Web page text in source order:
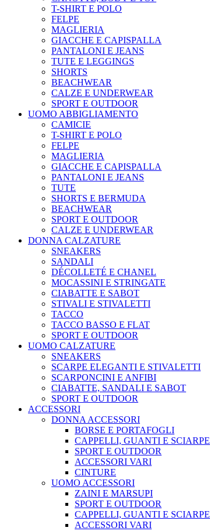
T-SHIRT E POLO
FELPE
MAGLIERIA
GIACCHE E CAPISPALLA
PANTALONI E JEANS
TUTE E LEGGINGS
SHORTS
BEACHWEAR
CALZE E UNDERWEAR
SPORT E OUTDOOR
UOMO ABBIGLIAMENTO
CAMICIE
T-SHIRT E POLO
FELPE
MAGLIERIA
GIACCHE E CAPISPALLA
PANTALONI E JEANS
TUTE
SHORTS E BERMUDA
BEACHWEAR
SPORT E OUTDOOR
CALZE E UNDERWEAR
DONNA CALZATURE
SNEAKERS
SANDALI
DÉCOLLETÉ E CHANEL
MOCASSINI E STRINGATE
CIABATTE E SABOT
STIVALI E STIVALETTI
TACCO
TACCO BASSO E FLAT
SPORT E OUTDOOR
UOMO CALZATURE
SNEAKERS
SCARPE ELEGANTI E STIVALETTI
SCARPONCINI E ANFIBI
CIABATTE, SANDALI E SABOT
SPORT E OUTDOOR
ACCESSORI
DONNA ACCESSORI
BORSE E PORTAFOGLI
CAPPELLI, GUANTI E SCIARPE
SPORT E OUTDOOR
ACCESSORI VARI
CINTURE
UOMO ACCESSORI
ZAINI E MARSUPI
SPORT E OUTDOOR
CAPPELLI, GUANTI E SCIARPE
ACCESSORI VARI